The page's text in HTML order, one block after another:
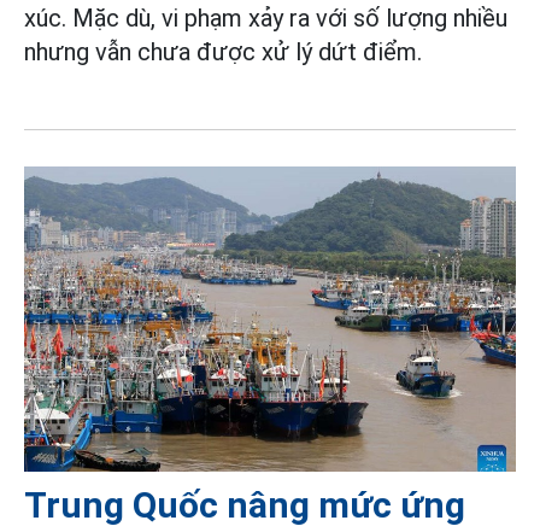
xúc. Mặc dù, vi phạm xảy ra với số lượng nhiều
nhưng vẫn chưa được xử lý dứt điểm.
Trung Quốc nâng mức ứng